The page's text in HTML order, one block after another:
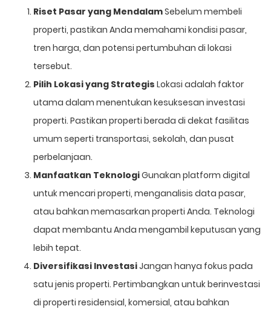
Riset Pasar yang MendalamSebelum membeli
properti, pastikan Anda memahami kondisi pasar,
tren harga, dan potensi pertumbuhan di lokasi
tersebut.
Pilih Lokasi yang Strategis Lokasi adalah faktor
utama dalam menentukan kesuksesan investasi
properti. Pastikan properti berada di dekat fasilitas
umum seperti transportasi, sekolah, dan pusat
perbelanjaan.
Manfaatkan TeknologiGunakan platform digital
untuk mencari properti, menganalisis data pasar,
atau bahkan memasarkan properti Anda. Teknologi
dapat membantu Anda mengambil keputusan yang
lebih tepat.
Diversifikasi InvestasiJangan hanya fokus pada
satu jenis properti. Pertimbangkan untuk berinvestasi
di properti residensial, komersial, atau bahkan